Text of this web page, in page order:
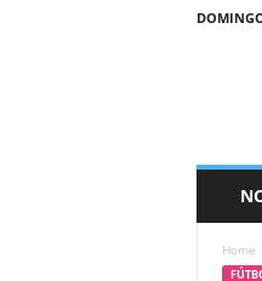
r
Home